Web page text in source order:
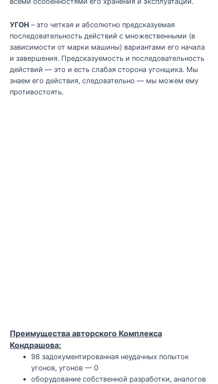
УГОН – это четкая и абсолютно предсказуемая
последовательность действий с множественными (в
зависимости от марки машины) вариантами его начала
и завершения. Предсказуемость и последовательность
действий — это и есть слабая сторона угонщика. Мы
знаем его действия, следовательно — мы можем ему
противостоять.
Преимущества авторского Комплекса
Кондрашова:
98 задокументированная неудачных попыток
угонов, угонов — 0
оборудование собственной разработки, аналогов